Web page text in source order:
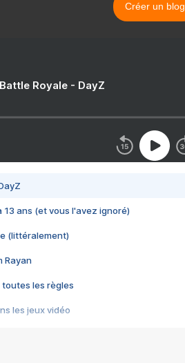
Créer un blog
Royale - DayZ
13 ans (et vous l'avez ignoré)
(littéralement)
Rayan
toutes les règles
les jeux vidéo